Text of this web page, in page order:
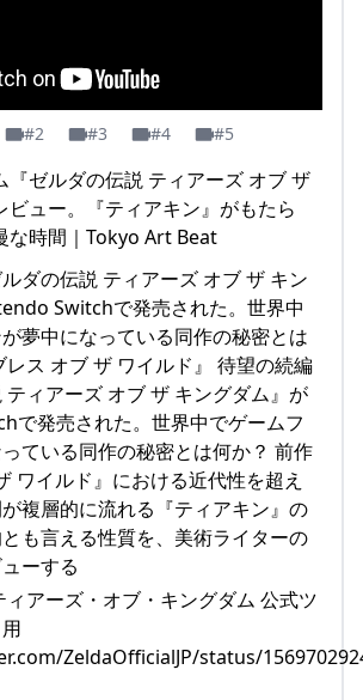
#2 #3 #4 #5
ダの伝説 ティアーズ オブ ザ キン
Switchで発売された。世界中
夢中になっている同作の秘密とは
ス オブ ザ ワイルド』 待望の続編
ティアーズ オブ ザ キングダム』が
で発売された。世界中でゲームフ
ている同作の秘密とは何か？ 前作
ワイルド』における近代性を超え
複層的に流れる『ティアキン』の
も言える性質を、美術ライターの
ーする
ィアーズ・オブ・キングダム 公式ツ
ZeldaOfficialJP/status/